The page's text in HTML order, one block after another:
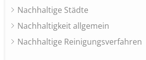
Nachhaltige Städte
Nachhaltigkeit allgemein
Nachhaltige Reinigungsverfahren